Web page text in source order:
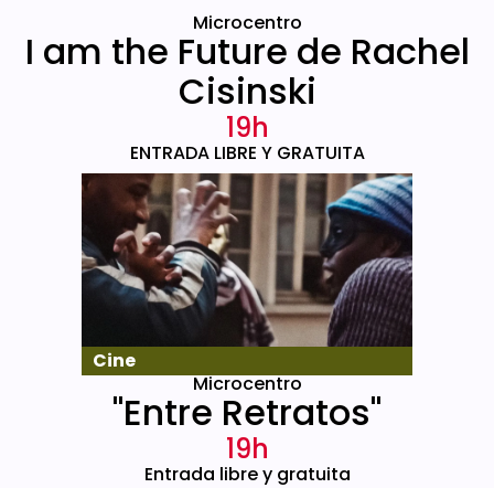
Microcentro
I am the Future de Rachel
Cisinski
19h
ENTRADA LIBRE Y GRATUITA
Cine
Microcentro
"Entre Retratos"
19h
Entrada libre y gratuita